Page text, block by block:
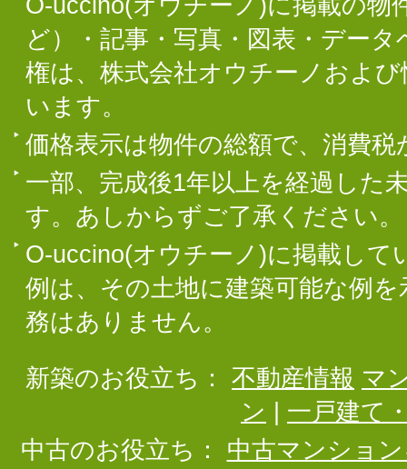
O-uccino(オウチーノ)に掲載の物
ど）・記事・写真・図表・デー
権は、株式会社オウチーノおよ
います。
価格表示は物件の総額で、消費
一部、完成後1年以上を経過した
す。あしからずご了承ください。
O-uccino(オウチーノ)に掲載して
例は、その土地に建築可能な例
務はありません。
新築のお役立ち： 不動産情報 マ
ン
一戸建て
中古のお役立ち：
中古マンショ